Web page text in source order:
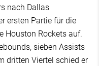
nach Dallas
ersten Partie für die
Houston Rockets auf.
sieben Assists
dritten Viertel schied er